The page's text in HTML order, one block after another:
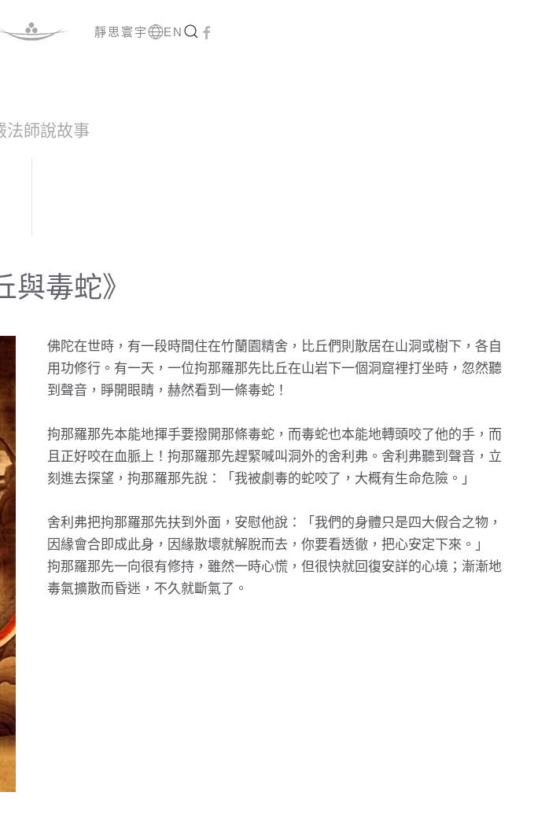
靜思寰宇 EN
法師說故事
與毒蛇》
佛陀在世時，有一段時間住在竹蘭園精舍，比丘們則散居在山洞或樹下，各自
用功修行。有一天，一位拘那羅那先比丘在山岩下一個洞窟裡打坐時，忽然聽
到聲音，睜開眼睛，赫然看到一條毒蛇！
拘那羅那先本能地揮手要撥開那條毒蛇，而毒蛇也本能地轉頭咬了他的手，而
且正好咬在血脈上！拘那羅那先趕緊喊叫洞外的舍利弗。舍利弗聽到聲音，立
刻進去探望，拘那羅那先說：「我被劇毒的蛇咬了，大概有生命危險。」
舍利弗把拘那羅那先扶到外面，安慰他說：「我們的身體只是四大假合之物，
因緣會合即成此身，因緣散壞就解脫而去，你要看透徹，把心安定下來。」
拘那羅那先一向很有修持，雖然一時心慌，但很快就回復安詳的心境；漸漸地
毒氣擴散而昏迷，不久就斷氣了。